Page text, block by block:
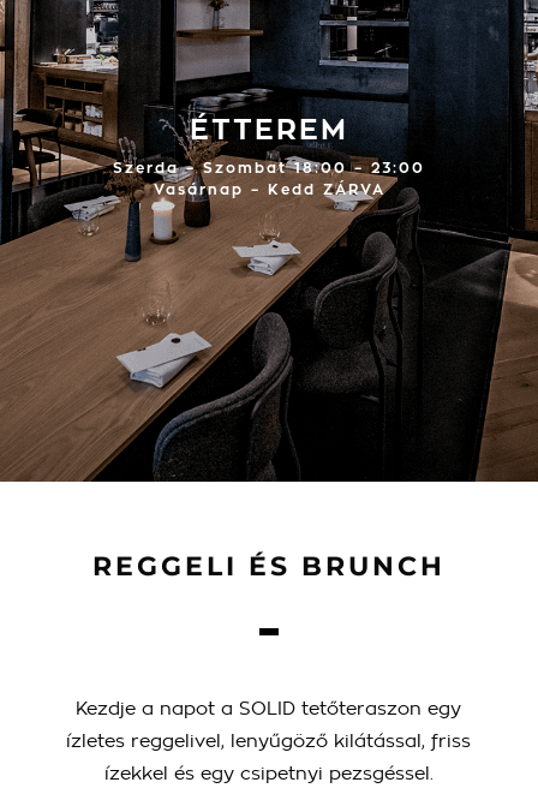
ÉTTEREM
Szerda – Szombat 18:00 – 23:00
Vasárnap – Kedd ZÁRVA
REGGELI ÉS BRUNCH
Kezdje a napot a SOLID tetőteraszon egy
ízletes reggelivel, lenyűgöző kilátással, friss
ízekkel és egy csipetnyi pezsgéssel.